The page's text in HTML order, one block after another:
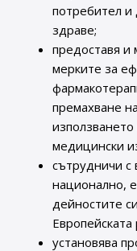
потребител и
здраве;
предоставя
мерките за
премахване
медицински
сътрудничи с
национално,
дейностите
установява